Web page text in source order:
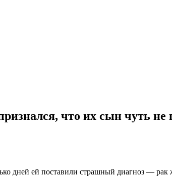
что их сын чуть не
дней ей поставили страшный диагноз —